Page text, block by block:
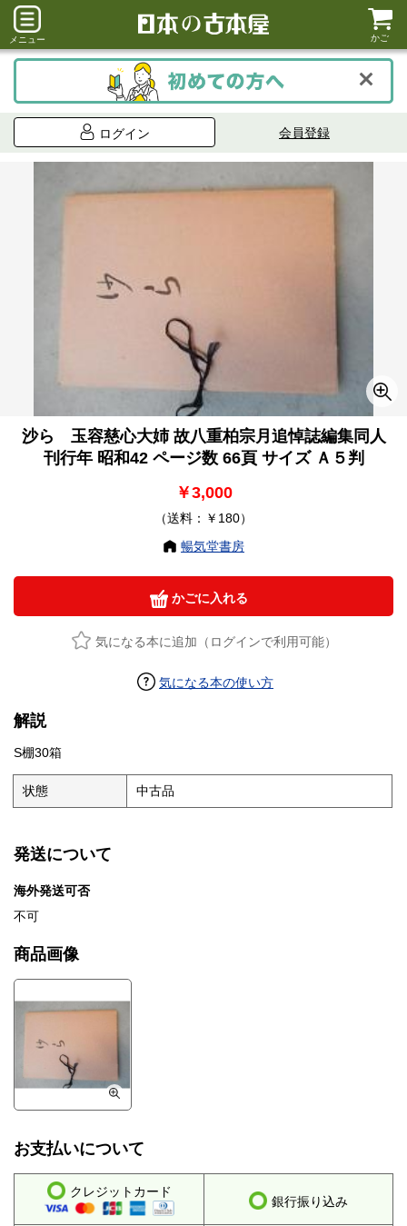
メニュー かご
ログイン 会員登録
沙ら 玉容慈心大姉 故八重柏宗月追悼誌編集同人
刊行年 昭和42 ページ数 66頁 サイズ Ａ５判
￥3,000
（送料：￥180）
暢気堂書房
かごに入れる
気になる本に追加（ログインで利用可能）
気になる本の使い方
解説
S棚30箱
状態 中古品
発送について
海外発送可否
不可
商品画像
お支払いについて
クレジットカード
銀行振り込み